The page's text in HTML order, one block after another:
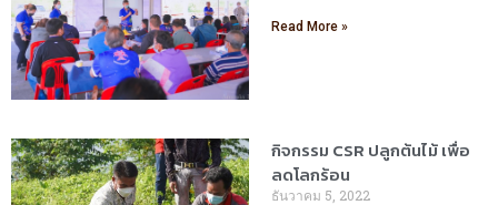
Read More »
กิจกรรม CSR ปลูกต้นไม้ เพื่อ
ลดโลกร้อน
ธันวาคม 5, 2022